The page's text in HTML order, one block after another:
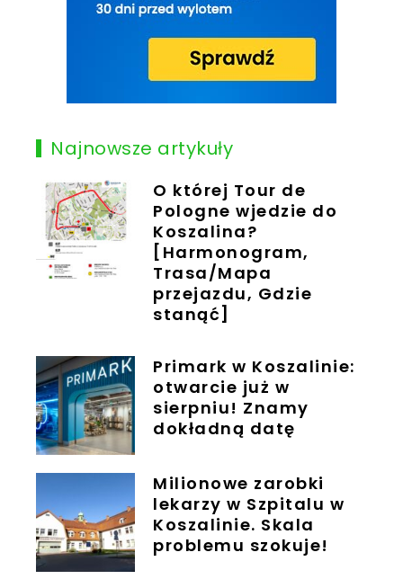
Najnowsze artykuły
O której Tour de
Pologne wjedzie do
Koszalina?
[Harmonogram,
Trasa/Mapa
przejazdu, Gdzie
stanąć]
Primark w Koszalinie:
otwarcie już w
sierpniu! Znamy
dokładną datę
Milionowe zarobki
lekarzy w Szpitalu w
Koszalinie. Skala
problemu szokuje!